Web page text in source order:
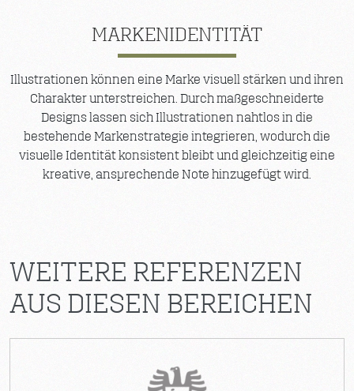
MARKENIDENTITÄT
Illustrationen können eine Marke visuell stärken und ihren
Charakter unterstreichen. Durch maßgeschneiderte
Designs lassen sich Illustrationen nahtlos in die
bestehende Markenstrategie integrieren, wodurch die
visuelle Identität konsistent bleibt und gleichzeitig eine
kreative, ansprechende Note hinzugefügt wird.
WEITERE REFERENZEN
AUS DIESEN BEREICHEN